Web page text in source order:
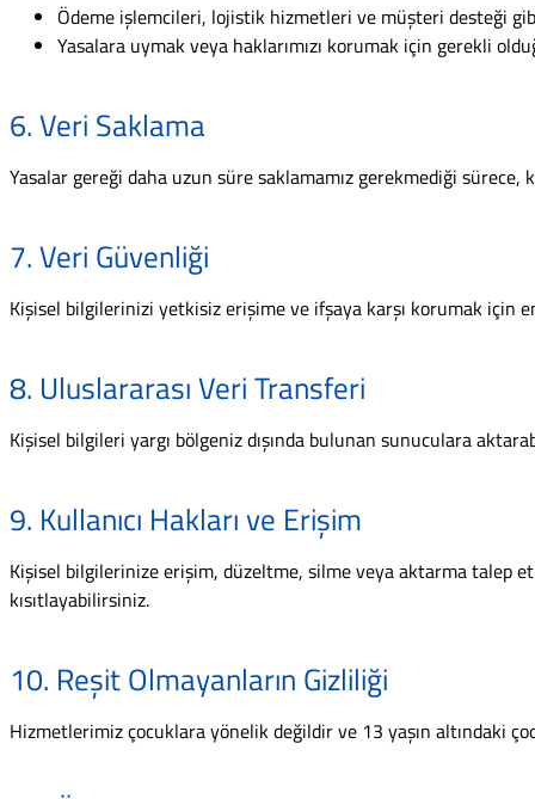
Ödeme işlemcileri, lojistik hizmetleri ve müşteri desteği
Yasalara uymak veya haklarımızı korumak için gerekli
6. Veri Saklama
Yasalar gereği daha uzun süre saklamamız gerekmediği
7. Veri Güvenliği
Kişisel bilgilerinizi yetkisiz erişime ve ifşaya karşı korumak için
8. Uluslararası Veri Transferi
Kişisel bilgileri yargı bölgeniz dışında bulunan sunuculara
9. Kullanıcı Hakları ve Erişim
Kişisel bilgilerinize erişim, düzeltme, silme veya aktarma talep
kısıtlayabilirsiniz.
10. Reşit Olmayanların Gizliliği
Hizmetlerimiz çocuklara yönelik değildir ve 13 yaşın altındaki